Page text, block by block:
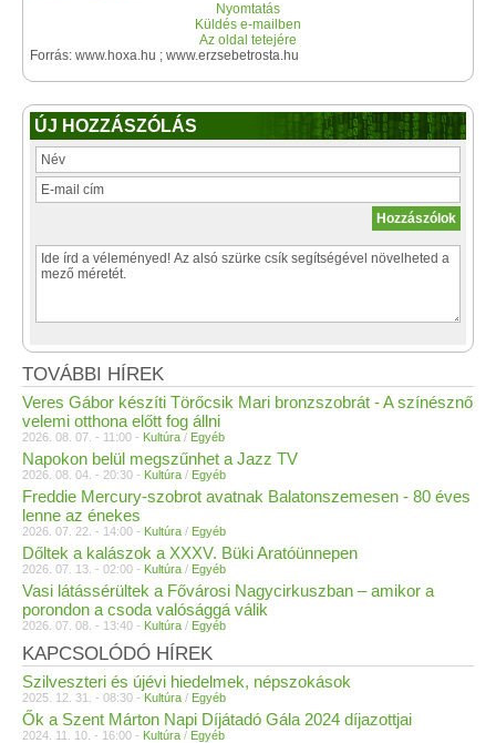
Nyomtatás
Küldés e-mailben
Az oldal tetejére
Forrás: www.hoxa.hu ; www.erzsebetrosta.hu
ÚJ HOZZÁSZÓLÁS
TOVÁBBI HÍREK
Veres Gábor készíti Törőcsik Mari bronzszobrát - A színésznő
velemi otthona előtt fog állni
2026. 08. 07. - 11:00 - Kultúra / Egyéb
Napokon belül megszűnhet a Jazz TV
2026. 08. 04. - 20:30 - Kultúra / Egyéb
Freddie Mercury-szobrot avatnak Balatonszemesen - 80 éves
lenne az énekes
2026. 07. 22. - 14:00 - Kultúra / Egyéb
Dőltek a kalászok a XXXV. Büki Aratóünnepen
2026. 07. 13. - 02:00 - Kultúra / Egyéb
Vasi látássérültek a Fővárosi Nagycirkuszban – amikor a
porondon a csoda valósággá válik
2026. 07. 08. - 13:40 - Kultúra / Egyéb
KAPCSOLÓDÓ HÍREK
Szilveszteri és újévi hiedelmek, népszokások
2025. 12. 31. - 08:30 - Kultúra / Egyéb
Ők a Szent Márton Napi Díjátadó Gála 2024 díjazottjai
2024. 11. 10. - 16:00 - Kultúra / Egyéb